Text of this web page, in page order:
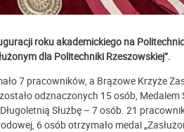
roku akademickiego na
dla Politechniki Rzeszowskiej”.
7 pracowników, a Brązowe Krzyże
odznaczonych 15 osób, Medalem
Służbę – 7 osób. 21
6 osób otrzymało medal